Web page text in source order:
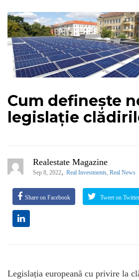
Cum definește
legislație
Realestate Magazine
Sep 8, 2022, Real Investments Real News
Share on Facebook Tweet on Twitter
Legislația europeană cu privire la